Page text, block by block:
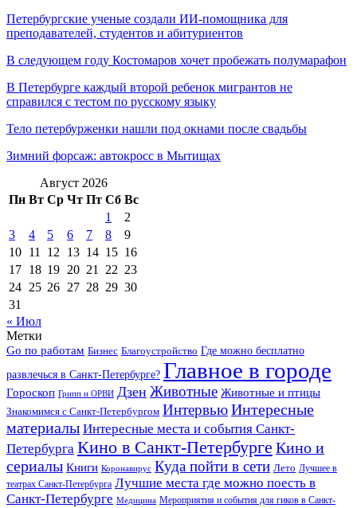
Петербургские ученые создали ИИ-помощника для
преподавателей, студентов и абитуриентов
В следующем году Костомаров хочет пробежать полумарафон
В Петербурге каждый второй ребенок мигрантов не
справился с тестом по русскому языку
Тело петербурженки нашли под окнами после свадьбы
Зимний форсаж: автокросс в Мытищах
Август 2026
Пн Вт Ср Чт Пт Сб Вс
1
2
3
4 5 6 7 8
9
10 11 12 13 14 15 16
17 18 19 20 21 22 23
24 25 26 27 28 29 30
31
« Июл
Метки
Go по работам Бизнес Благоустройство Где можно бесплатно
развлечься в Санкт-Петербурге? Главное в городе
Гороскоп Грипп и ОРВИ Дзен Животные Животные и птицы
Знакомимся с Санкт-Петербургом ИнтервьюИнтересные
материалы Интересные места и события Санкт-
Петербурга Кино в Санкт-Петербурге Кино и
сериалы Книги Коронавирус Куда пойти в сети Лето Лучшее в
театрах Санкт-Петербурга Лучшие места где можно поесть в
Санкт-Петербурге Медицина Мероприятия и события для гиков в Санкт-